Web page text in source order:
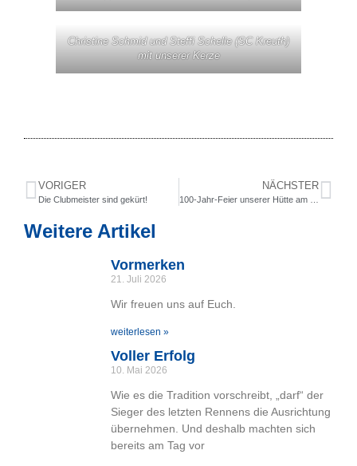
Christine Schmid und Steffi Schelle (SC Kreuth)
mit unserer Kerze
VORIGER
Die Clubmeister sind gekürt!
NÄCHSTER
Weitere Artikel
Vormerken
21. Juli 2026
Wir freuen uns auf Euch.
weiterlesen »
Voller Erfolg
10. Mai 2026
Wie es die Tradition vorschreibt, „darf“ der
Sieger des letzten Rennens die Ausrichtung
übernehmen. Und deshalb machten sich
bereits am Tag vor